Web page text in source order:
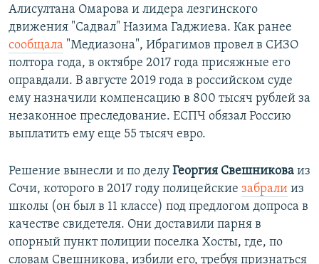
Алисултана Омарова и лидера лезгинского
движения "Садвал" Назима Гаджиева. Как ранее
сообщала "Медиазона", Ибрагимов провел в СИЗО
полтора года, в октябре 2017 года присяжные его
оправдали. В августе 2019 года в российском суде
ему назначили компенсацию в 800 тысяч рублей за
незаконное преследование. ЕСПЧ обязал Россию
выплатить ему еще 55 тысяч евро.
Решение вынесли и по делу Георгия Свешникова из
Сочи, которого в 2017 году полицейские забрали из
школы (он был в 11 классе) под предлогом допроса в
качестве свидетеля. Они доставили парня в
опорный пункт полиции поселка Хосты, где, по
словам Свешникова, избили его, требуя признаться